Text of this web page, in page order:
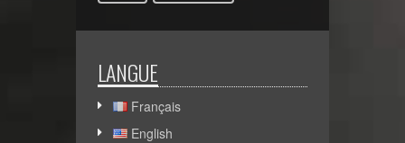
LANGUE
Français
English